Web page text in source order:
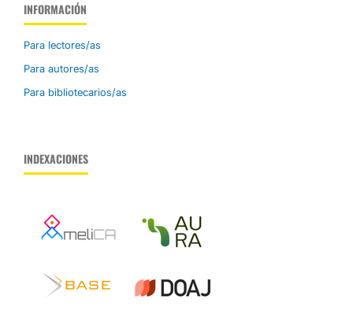
INFORMACIÓN
Para lectores/as
Para autores/as
Para bibliotecarios/as
INDEXACIONES